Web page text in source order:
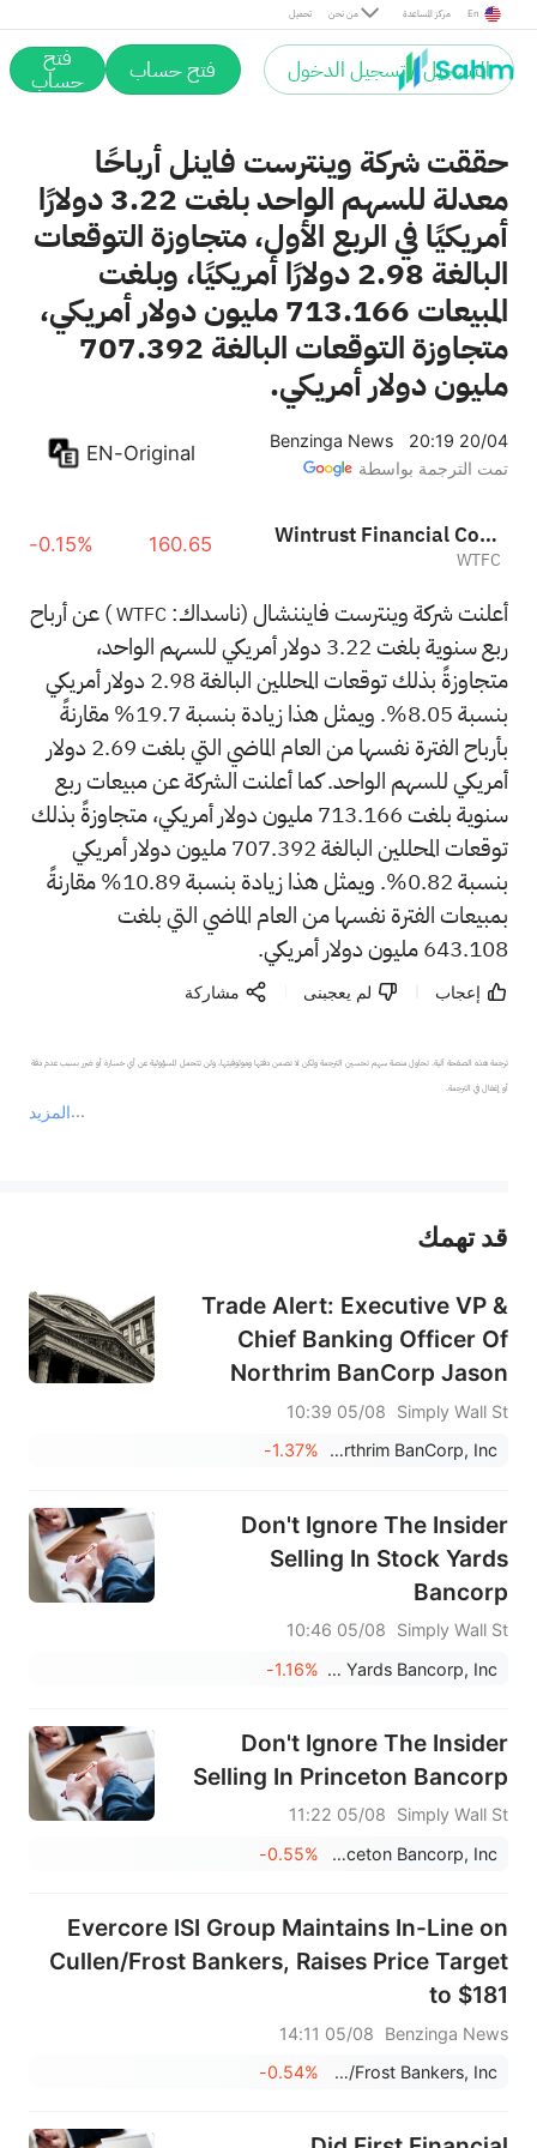
تحميل من نحن مركز المساعدة En
التسجيل / تسجيل الدخول فتح حساب فتح
حساب
حققت شركة وينترست فاينل أرباحًا
معدلة للسهم الواحد بلغت 3.22 دولارًا
أمريكيًا في الربع الأول، متجاوزة التوقعات
البالغة 2.98 دولارًا أمريكيًا، وبلغت
المبيعات 713.166 مليون دولار أمريكي،
متجاوزة التوقعات البالغة 707.392
مليون دولار أمريكي.
Benzinga News
20:19 20/04
تمت الترجمة بواسطة
EN-Original
Wintrust Financial Corporation
WTFC
160.65
-0.15%
أعلنت شركة وينترست فايننشال (ناسداك: WTFC) عن أرباح
ربع سنوية بلغت 3.22 دولار أمريكي للسهم الواحد،
متجاوزةً بذلك توقعات المحللين البالغة 2.98 دولار أمريكي
بنسبة 8.05%. ويمثل هذا زيادة بنسبة 19.7% مقارنةً
بأرباح الفترة نفسها من العام الماضي التي بلغت 2.69 دولار
أمريكي للسهم الواحد. كما أعلنت الشركة عن مبيعات ربع
سنوية بلغت 713.166 مليون دولار أمريكي، متجاوزةً بذلك
توقعات المحللين البالغة 707.392 مليون دولار أمريكي
بنسبة 0.82%. ويمثل هذا زيادة بنسبة 10.89% مقارنةً
بمبيعات الفترة نفسها من العام الماضي التي بلغت
643.108 مليون دولار أمريكي.
إعجاب لم يعجبنى مشاركة
المزيد
ترجمة هذه الصفحة آلية. تحاول منصة سهم تحسين الترجمة ولكن لا تضمن دقتها وموثوقيتها، ولن تتحمل المسؤولية عن أي خسارة أو ضرر بسبب عدم دقة
أو إغفال في الترجمة.
عند الضرورة، يرجى استشارة مستشار استثمار محترف. لا تقدم منصة سهم أي مشورة استثمارية، ولا تقدم أي التزامات أو ضمانات.
قد تهمك
Trade Alert: Executive VP &
Chief Banking Officer Of
Northrim BanCorp Jason
Criqui Has Sold Stock
Simply Wall St
05/08 10:39
Northrim BanCorp, Inc.
-1.37%
Don't Ignore The Insider
Selling In Stock Yards
Bancorp
Simply Wall St
05/08 10:46
Stock Yards Bancorp, Inc.
-1.16%
Don't Ignore The Insider
Selling In Princeton Bancorp
Simply Wall St
05/08 11:22
Princeton Bancorp, Inc.
-0.55%
Evercore ISI Group Maintains In-Line on
Cullen/Frost Bankers, Raises Price Target
to $181
Benzinga News
05/08 14:11
Cullen/Frost Bankers, Inc.
-0.54%